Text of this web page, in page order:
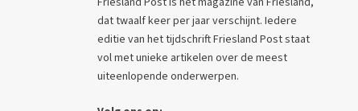
dat twaalf keer per jaar verschijnt. Iedere
editie van het tijdschrift Friesland Post staat
vol met unieke artikelen over de meest
uiteenlopende onderwerpen.